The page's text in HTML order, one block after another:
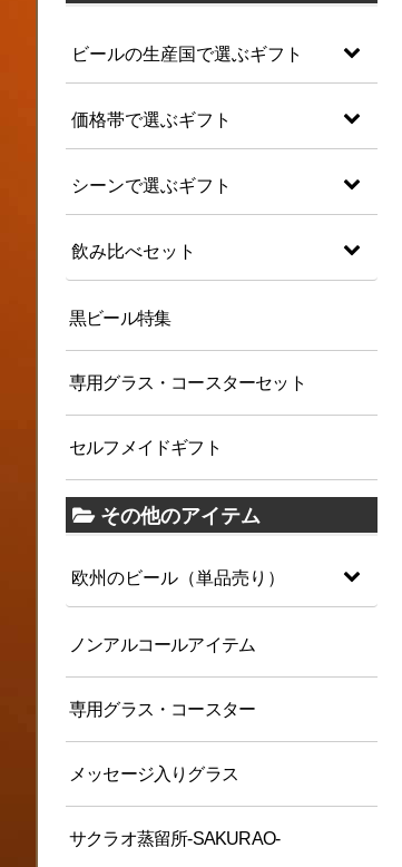
ビールの生産国で選ぶギフト
価格帯で選ぶギフト
シーンで選ぶギフト
飲み比べセット
黒ビール特集
専用グラス・コースターセット
セルフメイドギフト
その他のアイテム
欧州のビール（単品売り）
ノンアルコールアイテム
専用グラス・コースター
メッセージ入りグラス
サクラオ蒸留所-SAKURAO-